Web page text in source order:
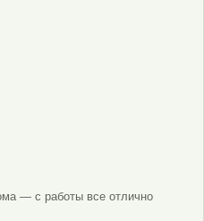
— с работы все отлично